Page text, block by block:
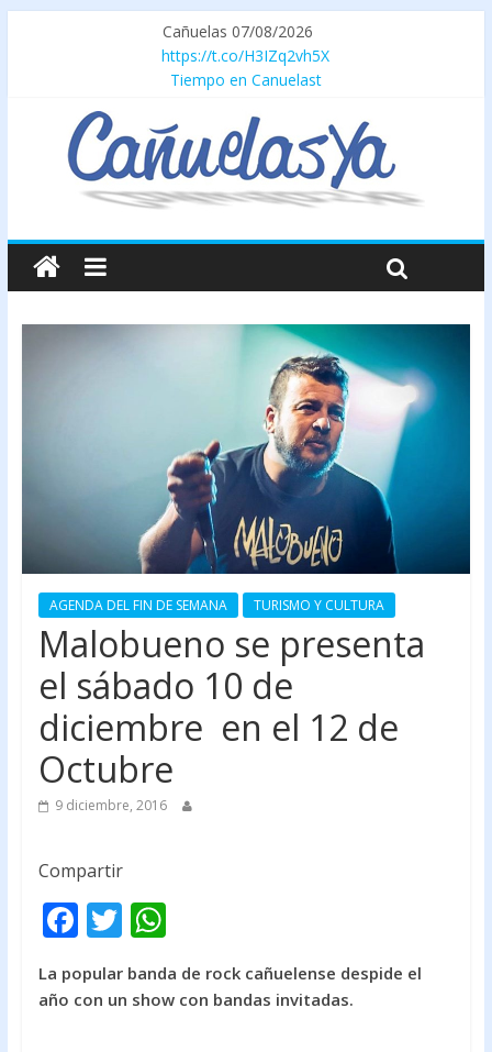
Cañuelas 07/08/2026
https://t.co/H3IZq2vh5X
Tiempo en Canuelast
AGENDA DEL FIN DE SEMANA TURISMO Y CULTURA
Malobueno se presenta
el sábado 10 de
diciembre en el 12 de
Octubre
9 diciembre, 2016
Compartir
F
ac
e
T
w
itt
W
h
at
La popular banda de rock cañuelense despide el
año con un show con bandas invitadas.